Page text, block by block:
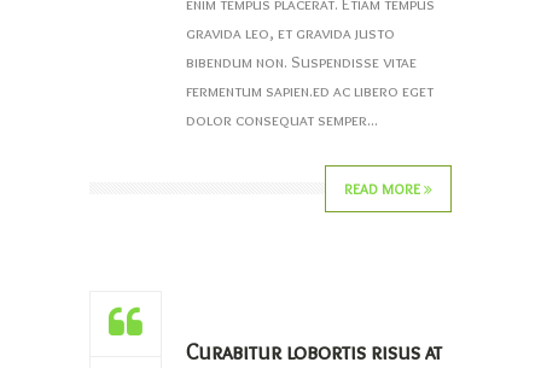
gravida leo, et gravida justo
bibendum non. Suspendisse vitae
fermentum sapien.ed ac libero eget
dolor consequat semper...
READ MORE
Curabitur lobortis risus at